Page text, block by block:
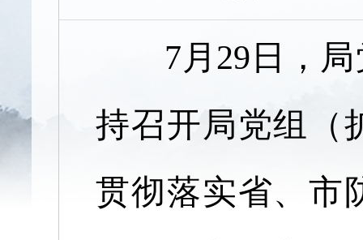
7月29 日，
持召开局党组（
贯彻落实省、市